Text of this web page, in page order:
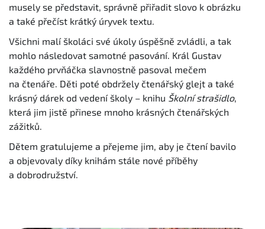
musely se představit, správně přiřadit slovo k obrázku
a také přečíst krátký úryvek textu.
Všichni malí školáci své úkoly úspěšně zvládli, a tak
mohlo následovat samotné pasování. Král Gustav
každého prvňáčka slavnostně pasoval mečem
na čtenáře. Děti poté obdržely čtenářský glejt a také
krásný dárek od vedení školy – knihu Školní strašidlo,
která jim jistě přinese mnoho krásných čtenářských
zážitků.
Dětem gratulujeme a přejeme jim, aby je čtení bavilo
a objevovaly díky knihám stále nové příběhy
a dobrodružství.